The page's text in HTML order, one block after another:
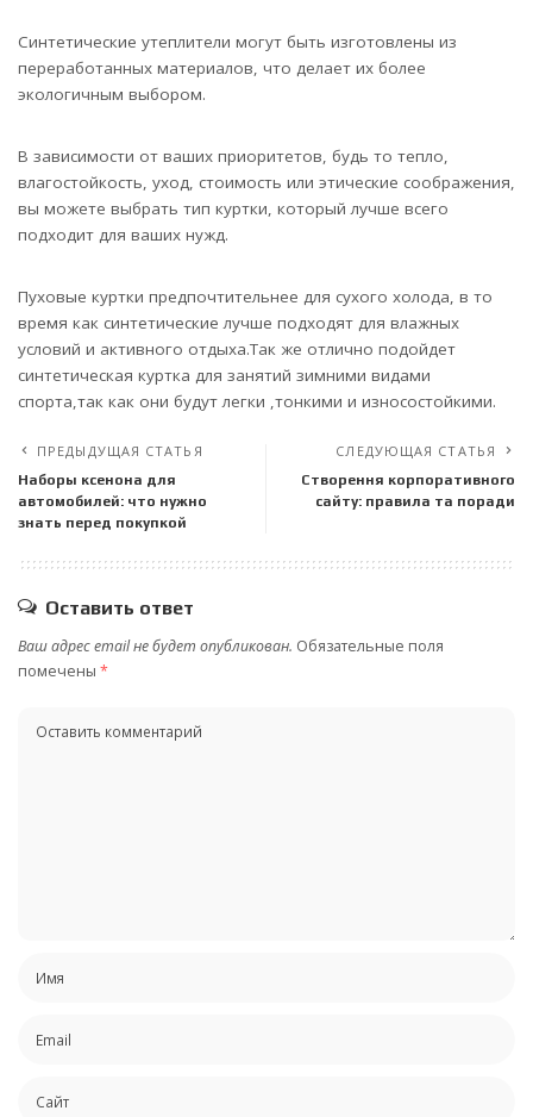
Синтетические утеплители могут быть изготовлены из
переработанных материалов, что делает их более
экологичным выбором.
В зависимости от ваших приоритетов, будь то тепло,
влагостойкость, уход, стоимость или этические соображения,
вы можете выбрать тип куртки, который лучше всего
подходит для ваших нужд.
Пуховые куртки предпочтительнее для сухого холода, в то
время как синтетические лучше подходят для влажных
условий и активного отдыха.Так же отлично подойдет
синтетическая куртка для занятий зимними видами
спорта,так как они будут легки ,тонкими и износостойкими.
ПРЕДЫДУЩАЯ СТАТЬЯ
Наборы ксенона для
автомобилей: что нужно
знать перед покупкой
СЛЕДУЮЩАЯ СТАТЬЯ
Створення корпоративного
сайту: правила та поради
Оставить ответ
Ваш адрес email не будет опубликован. Обязательные поля
помечены *